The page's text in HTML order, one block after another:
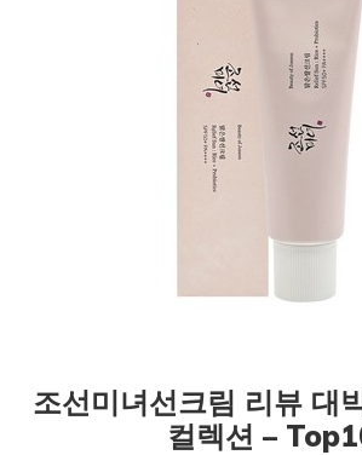
조선미녀선크림 리뷰 대
컬렉션 –